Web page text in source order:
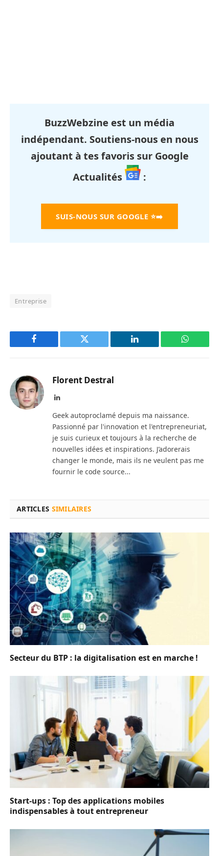
BuzzWebzine est un média
indépendant. Soutiens-nous en nous
ajoutant à tes favoris sur Google
Actualités
:
SUIS-NOUS SUR GOOGLE ⭐➡️
Entreprise
Facebook Twitter LinkedIn
Florent Destral
LinkedIn
Geek autoproclamé depuis ma naissance.
Passionné par l'innovation et l'entrepreneuriat,
je suis curieux et toujours à la recherche de
nouvelles idées et inspirations. J’adorerais
changer le monde, mais ils ne veulent pas me
fournir le code source...
ARTICLES SIMILAIRES
Secteur du BTP : la digitalisation est en marche !
Start-ups : Top des applications mobiles
indispensables à tout entrepreneur